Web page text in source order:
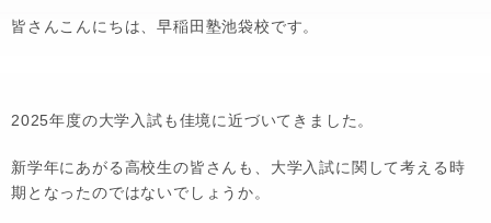
皆さんこんにちは、早稲田塾池袋校です。
2025年度の大学入試も佳境に近づいてきました。
新学年にあがる高校生の皆さんも、大学入試に関して考える時
期となったのではないでしょうか。